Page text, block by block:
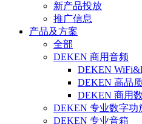
新产品投放
推广信息
产品及方案
全部
DEKEN 商用音频
DEKEN
DEKEN 高品
DEKEN 商用
DEKEN 专业数字功
DEKEN 专业音箱